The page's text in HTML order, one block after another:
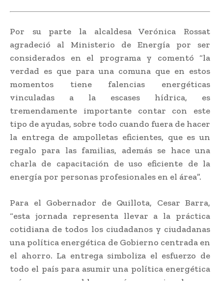
Por su parte la alcaldesa Verónica Rossat
agradeció al Ministerio de Energía por ser
considerados en el programa y comentó “la
verdad es que para una comuna que en estos
momentos tiene falencias energéticas
vinculadas a la escases hídrica, es
tremendamente importante contar con este
tipo de ayudas, sobre todo cuando fuera de hacer
la entrega de ampolletas eficientes, que es un
regalo para las familias, además se hace una
charla de capacitación de uso eficiente de la
energía por personas profesionales en el área”.
Para el Gobernador de Quillota, Cesar Barra,
“esta jornada representa llevar a la práctica
cotidiana de todos los ciudadanos y ciudadanas
una política energética de Gobierno centrada en
el ahorro. La entrega simboliza el esfuerzo de
todo el país para asumir una política energética